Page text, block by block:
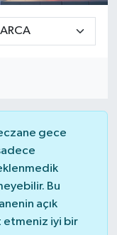
gece
Bu
açık
etmeniz iyi bir